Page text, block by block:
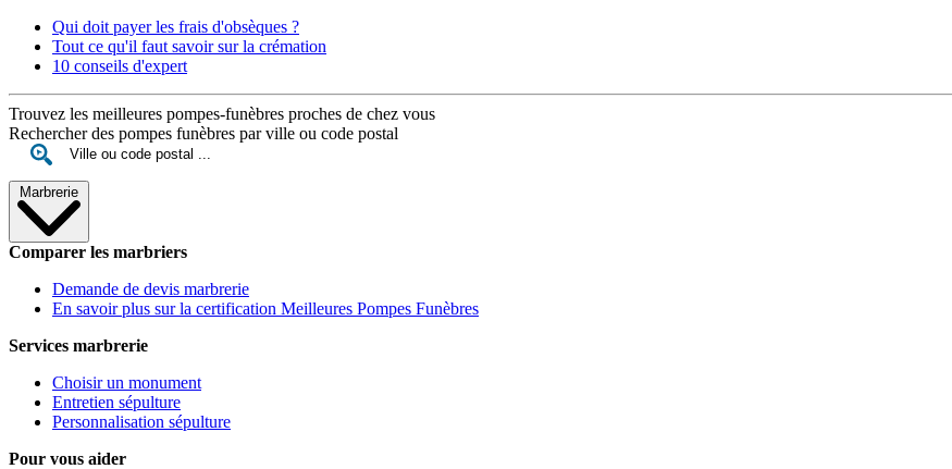
Qui doit payer les frais d'obsèques ?
Tout ce qu'il faut savoir sur la crémation
10 conseils d'expert
Trouvez les meilleures pompes-funèbres proches de chez vous
Rechercher des pompes funèbres par ville ou code postal
Marbrerie
Comparer les marbriers
Demande de devis marbrerie
En savoir plus sur la certification Meilleures Pompes Funèbres
Services marbrerie
Choisir un monument
Entretien sépulture
Personnalisation sépulture
Pour vous aider